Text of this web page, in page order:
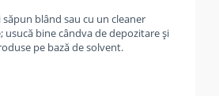
săpun blând sau cu un cleaner
bine cândva de depozitare și
pe bază de solvent.